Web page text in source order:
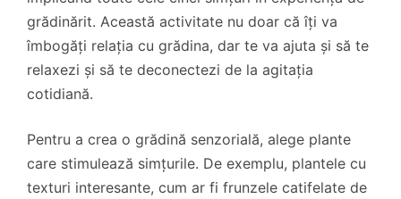
grădinărit. Această activitate nu doar că îți va
îmbogăți relația cu grădina, dar te va ajuta și să te
relaxezi și să te deconectezi de la agitația
cotidiană.
Pentru a crea o grădină senzorială, alege plante
care stimulează simțurile. De exemplu, plantele cu
texturi interesante, cum ar fi frunzele catifelate de